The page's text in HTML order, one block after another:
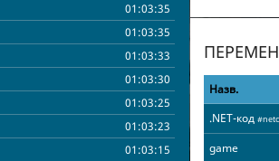
01:03:35
01:03:35
01:03:33
01:03:30
01:03:25
01:03:23
01:03:15
Назв.
.NET-код
game